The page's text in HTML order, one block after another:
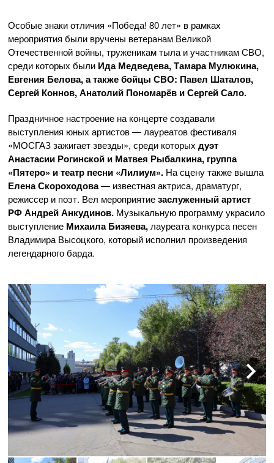
Особые знаки отличия «Победа! 80 лет» в рамках
мероприятия были вручены ветеранам Великой
Отечественной войны, труженикам тыла и участникам СВО,
среди которых были Ида Медведева, Тамара Мулюкина,
Евгения Белова, а также бойцы СВО: Павел Шаталов,
Сергей Коннов, Анатолий Пономарёв и Сергей Сало.
Праздничное настроение на концерте создавали
выступления юных артистов — лауреатов фестиваля
«МОСГАЗ зажигает звезды», среди которых дуэт
Анастасии Рогинской и Матвея Рыбалкина, группа
«Пятеро» и театр песни «Лилиум». На сцену также вышла
Елена Скороходова— известная актриса, драматург,
режиссер и поэт. Вел мероприятиезаслуженный артист
РФ Андрей Анкудинов. Музыкальную программу украсило
выступление Михаила Бизяева, лауреата конкурса песен
Владимира Высоцкого, который исполнил произведения
легендарного барда.